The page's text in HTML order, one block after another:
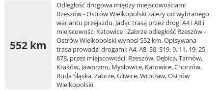
552 km
Odległość drogowa między miejscowościami
Rzeszów - Ostrów Wielkopolski zależy od wybranego
wariantu przejazdu. Jadąc trasą przez drogi A4 i A8 i
miejscowości Katowice i Zabrze odległość Rzeszów -
Ostrów Wielkopolski wynosi 552 km. Opisywana
trasa prowadzi drogami: A4, A8, S8, S19, 9, 11, 19, 25,
878, przez miejscowości: Rzeszów, Dębica, Tarnów,
Kraków, Jaworzno, Mysłowice, Katowice, Chorzów,
Ruda Śląska, Zabrze, Gliwice, Wrocław, Ostrów
Wielkopolski.